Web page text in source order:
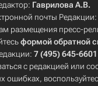
Гаврилова А.В.
почты Редакции:
размещения пресс-
формой обратной
7 (495) 645-6601
с редакцией или
ошибках,